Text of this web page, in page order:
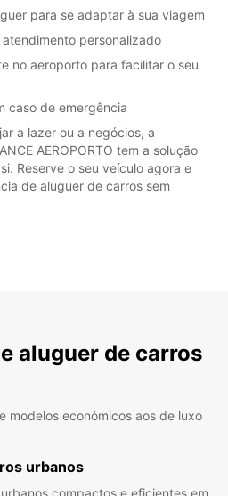
para se adaptar à sua viagem
personalizado
no aeroporto para facilitar o seu
caso de emergência
a lazer ou a negócios, a
AEROPORTO tem a solução
Reserve o seu veículo agora e
de aluguer de carros sem
aluguer de carros
modelos económicos aos de luxo
urbanos
compactos e eficientes em